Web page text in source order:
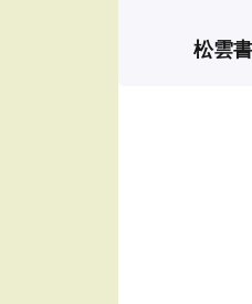
松雲